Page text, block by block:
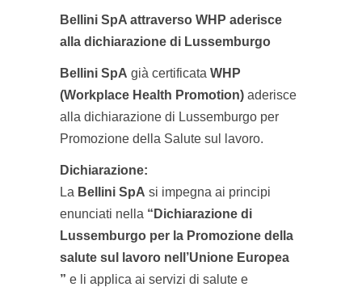
Bellini SpA attraverso WHP aderisce
alla dichiarazione di Lussemburgo
Bellini SpA già certificata WHP
(Workplace Health Promotion) aderisce
alla dichiarazione di Lussemburgo per
Promozione della Salute sul lavoro.
Dichiarazione:
La Bellini SpA si impegna ai principi
enunciati nella “Dichiarazione di
Lussemburgo per la Promozione della
salute sul lavoro nell’Unione Europea
” e li applica ai servizi di salute e